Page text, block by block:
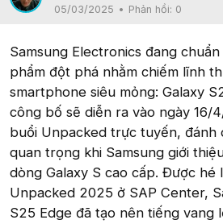
05/03/2025
Phản hồi: 0
Samsung Electronics đang
phẩm đột phá nhằm chiếm lĩnh
smartphone siêu mỏng: Galaxy
công bố sẽ diễn ra vào ngày 16/
buổi Unpacked trực tuyến, đánh
quan trọng khi Samsung giới
dòng Galaxy S cao cấp. Được hé
Unpacked 2025 ở SAP Center,
S25 Edge đã tạo nên tiếng vang